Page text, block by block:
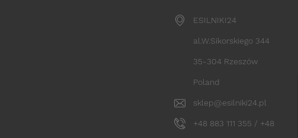
ESILNIKI24
al.W.Sikorskiego 344
35-304 Rzeszów
Poland
sklep@esilniki24.pl
+48 883 111 355 / +48